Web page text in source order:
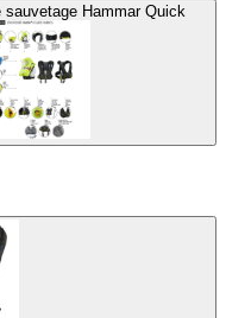
Hammar Quick